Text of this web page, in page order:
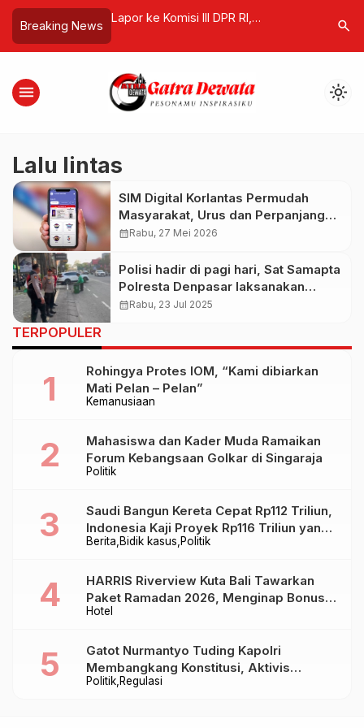
Breaking News
Tentang
IHGMA Bali,
dan Kolaborasi
Lapor ke Komisi III DPR RI,
Perlindungan Hukum usai Toko
Disegel dan Ratusan Bal Bawang
Disita
search
menu light_mode
Lalu lintas
SIM Digital Korlantas Permudah
Masyarakat, Urus dan Perpanjang
SIM Kini Bisa dari Rumah
calendar_monthRabu, 27 Mei 2026
Polisi hadir di pagi hari, Sat Samapta
Polresta Denpasar laksanakan
pengaturan lalu lintas di zona 8
calendar_monthRabu, 23 Jul 2025
TERPOPULER
Kemanusiaan
Rohingya Protes IOM, “Kami dibiarkan
Mati Pelan – Pelan”
Politik
Mahasiswa dan Kader Muda Ramaikan
Forum Kebangsaan Golkar di Singaraja
Berita Bidik kasus Politik
Saudi Bangun Kereta Cepat Rp112 Triliun,
Indonesia Kaji Proyek Rp116 Triliun yang
Baru Sampai Bandung
Hotel
HARRIS Riverview Kuta Bali Tawarkan
Paket Ramadan 2026, Menginap Bonus
Takjil hingga Bukber Mulai Rp88.888
Politik Regulasi
Gatot Nurmantyo Tuding Kapolri
Membangkang Konstitusi, Aktivis
Tegaskan Polri Tak Punya Sejarah